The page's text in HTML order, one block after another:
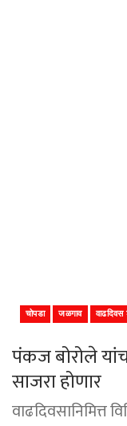
चोपडा जळगाव
पंकज बोरोले
साजरा होणार
वाढदिवसानिमित्त